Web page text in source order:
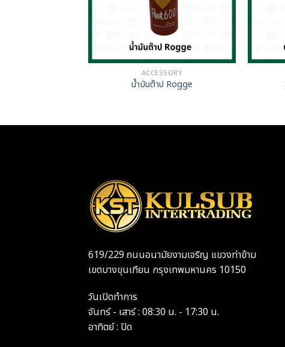
ACCESSORY
น้ำมันต๊าป Rogge
619/229 ถนนอนามัยงามเจริญ แขวงท่าข้าม
เขตบางขุนเทียน กรุงเทพมหานคร 10150
วันเปิดทำการ
จันทร์ - เสาร์ : 08:30 น. - 17:30 น.
อาทิตย์ : ปิด